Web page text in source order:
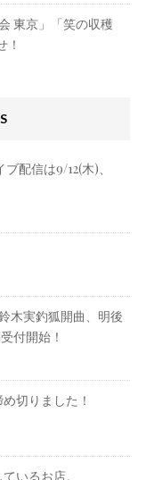
東京」「笑の収穫
！
配信は9/12(木)、
木実釣狐開曲、明後
付開始！
切りました！
いるお店。